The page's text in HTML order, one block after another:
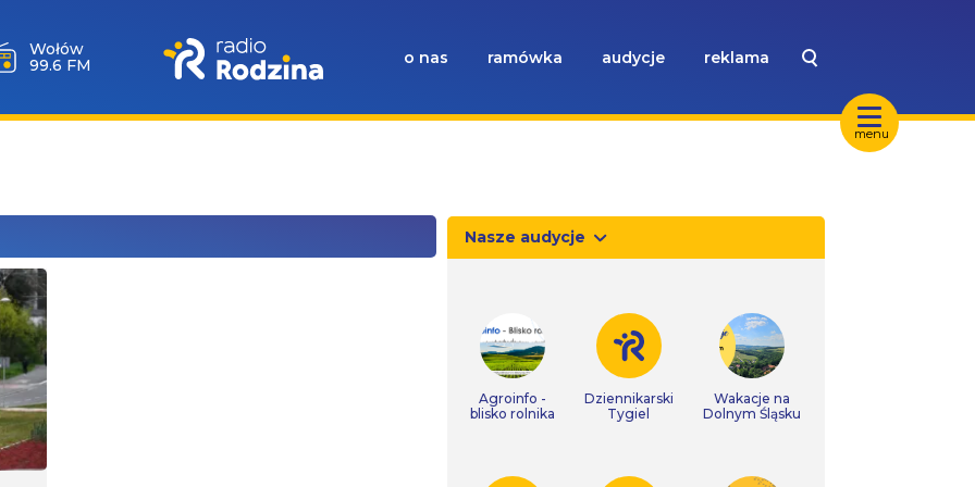
menu
Wołów
99.6 FM
o nas ramówka audycje reklama
Nasze audycje
Agroinfo -
blisko rolnika
Dziennikarski
Tygiel
Wakacje na
Dolnym Śląsku